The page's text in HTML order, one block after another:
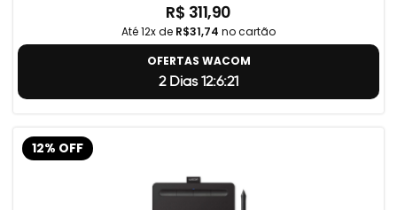
R$ 311,90
Até 12x de R$31,74 no cartão
OFERTAS WACOM
2 Dias 12:6:20
12% OFF